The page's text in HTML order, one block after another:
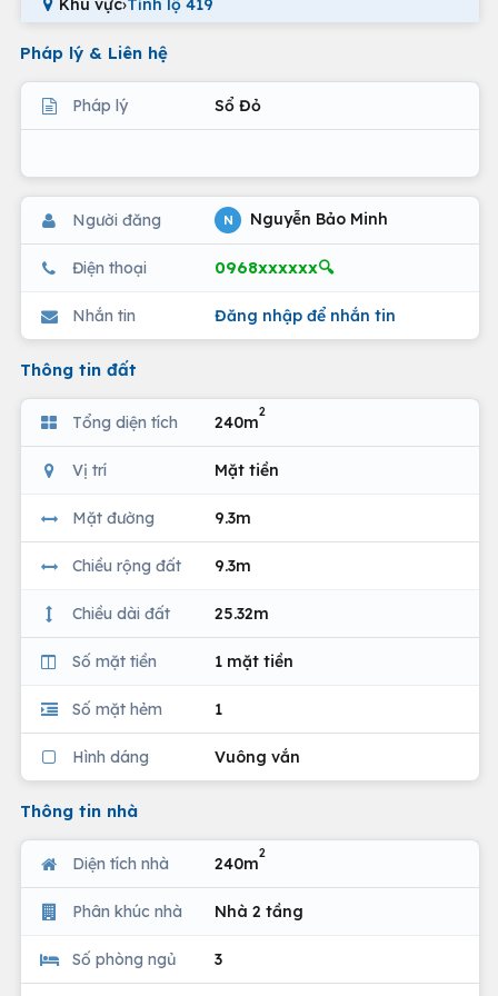
Khu vực›Tỉnh lộ 419
Pháp lý & Liên hệ
Pháp lý Sổ Đỏ
Người đăng N Nguyễn Bảo Minh
Điện thoại 0968xxxxxx🔍
Nhắn tin Đăng nhập để nhắn tin
Thông tin đất
Tổng diện tích 240m
2
Vị trí Mặt tiền
Mặt đường 9.3m
Chiều rộng đất 9.3m
Chiều dài đất 25.32m
Số mặt tiền 1 mặt tiền
Số mặt hẻm 1
Hình dáng Vuông vắn
Thông tin nhà
Diện tích nhà 240m
2
Phân khúc nhà Nhà 2 tầng
Số phòng ngủ 3